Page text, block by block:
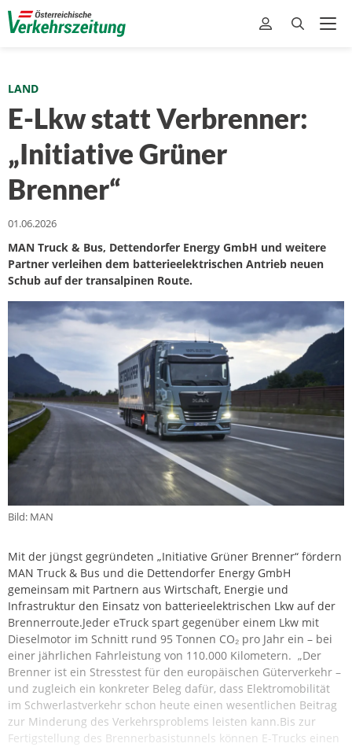
LAND
E-Lkw statt Verbrenner:
„Initiative Grüner
Brenner“
01.06.2026
MAN Truck & Bus, Dettendorfer Energy GmbH und weitere
Partner verleihen dem batterieelektrischen Antrieb neuen
Schub auf der transalpinen Route.
Bild: MAN
Mit der jüngst gegründeten „Initiative Grüner Brenner“ fördern
MAN Truck & Bus und die Dettendorfer Energy GmbH
gemeinsam mit Partnern aus Wirtschaft, Energie und
Infrastruktur den Einsatz von batterieelektrischen Lkw auf der
Brennerroute.Jeder eTruck spart gegenüber einem Lkw mit
Dieselmotor im Schnitt rund 95 Tonnen CO₂ pro Jahr ein – bei
einer jährlichen Fahrleistung von 110.000 Kilometern. „Der
Brenner ist ein Stresstest für den europäischen Güterverkehr –
und zugleich ein konkreter Beleg dafür, dass Elektromobilität
im Schwerlastverkehr schon heute einen wesentlichen Beitrag
zur Minderung des Verkehrsproblems leisten kann.Bis zur
Fertigstellung des Brennerbasistunnels können E-Trucks einen